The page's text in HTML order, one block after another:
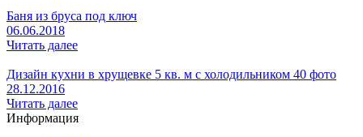
Баня из бруса под ключ
06.06.2018
Читать далее
Дизайн кухни в хрущевке 5 кв. м с холодильником 40 фото
28.12.2016
Читать далее
Информация